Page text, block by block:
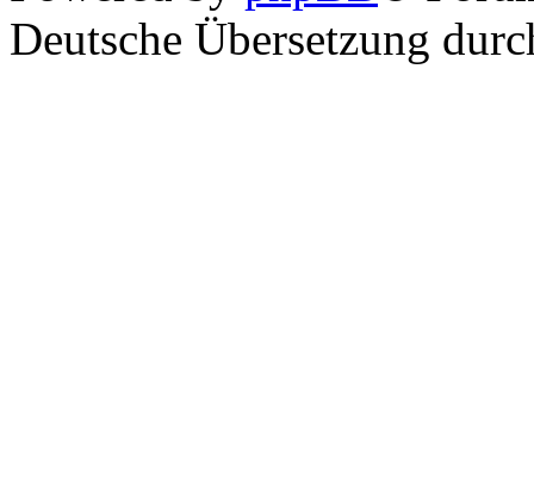
Deutsche Übersetzung